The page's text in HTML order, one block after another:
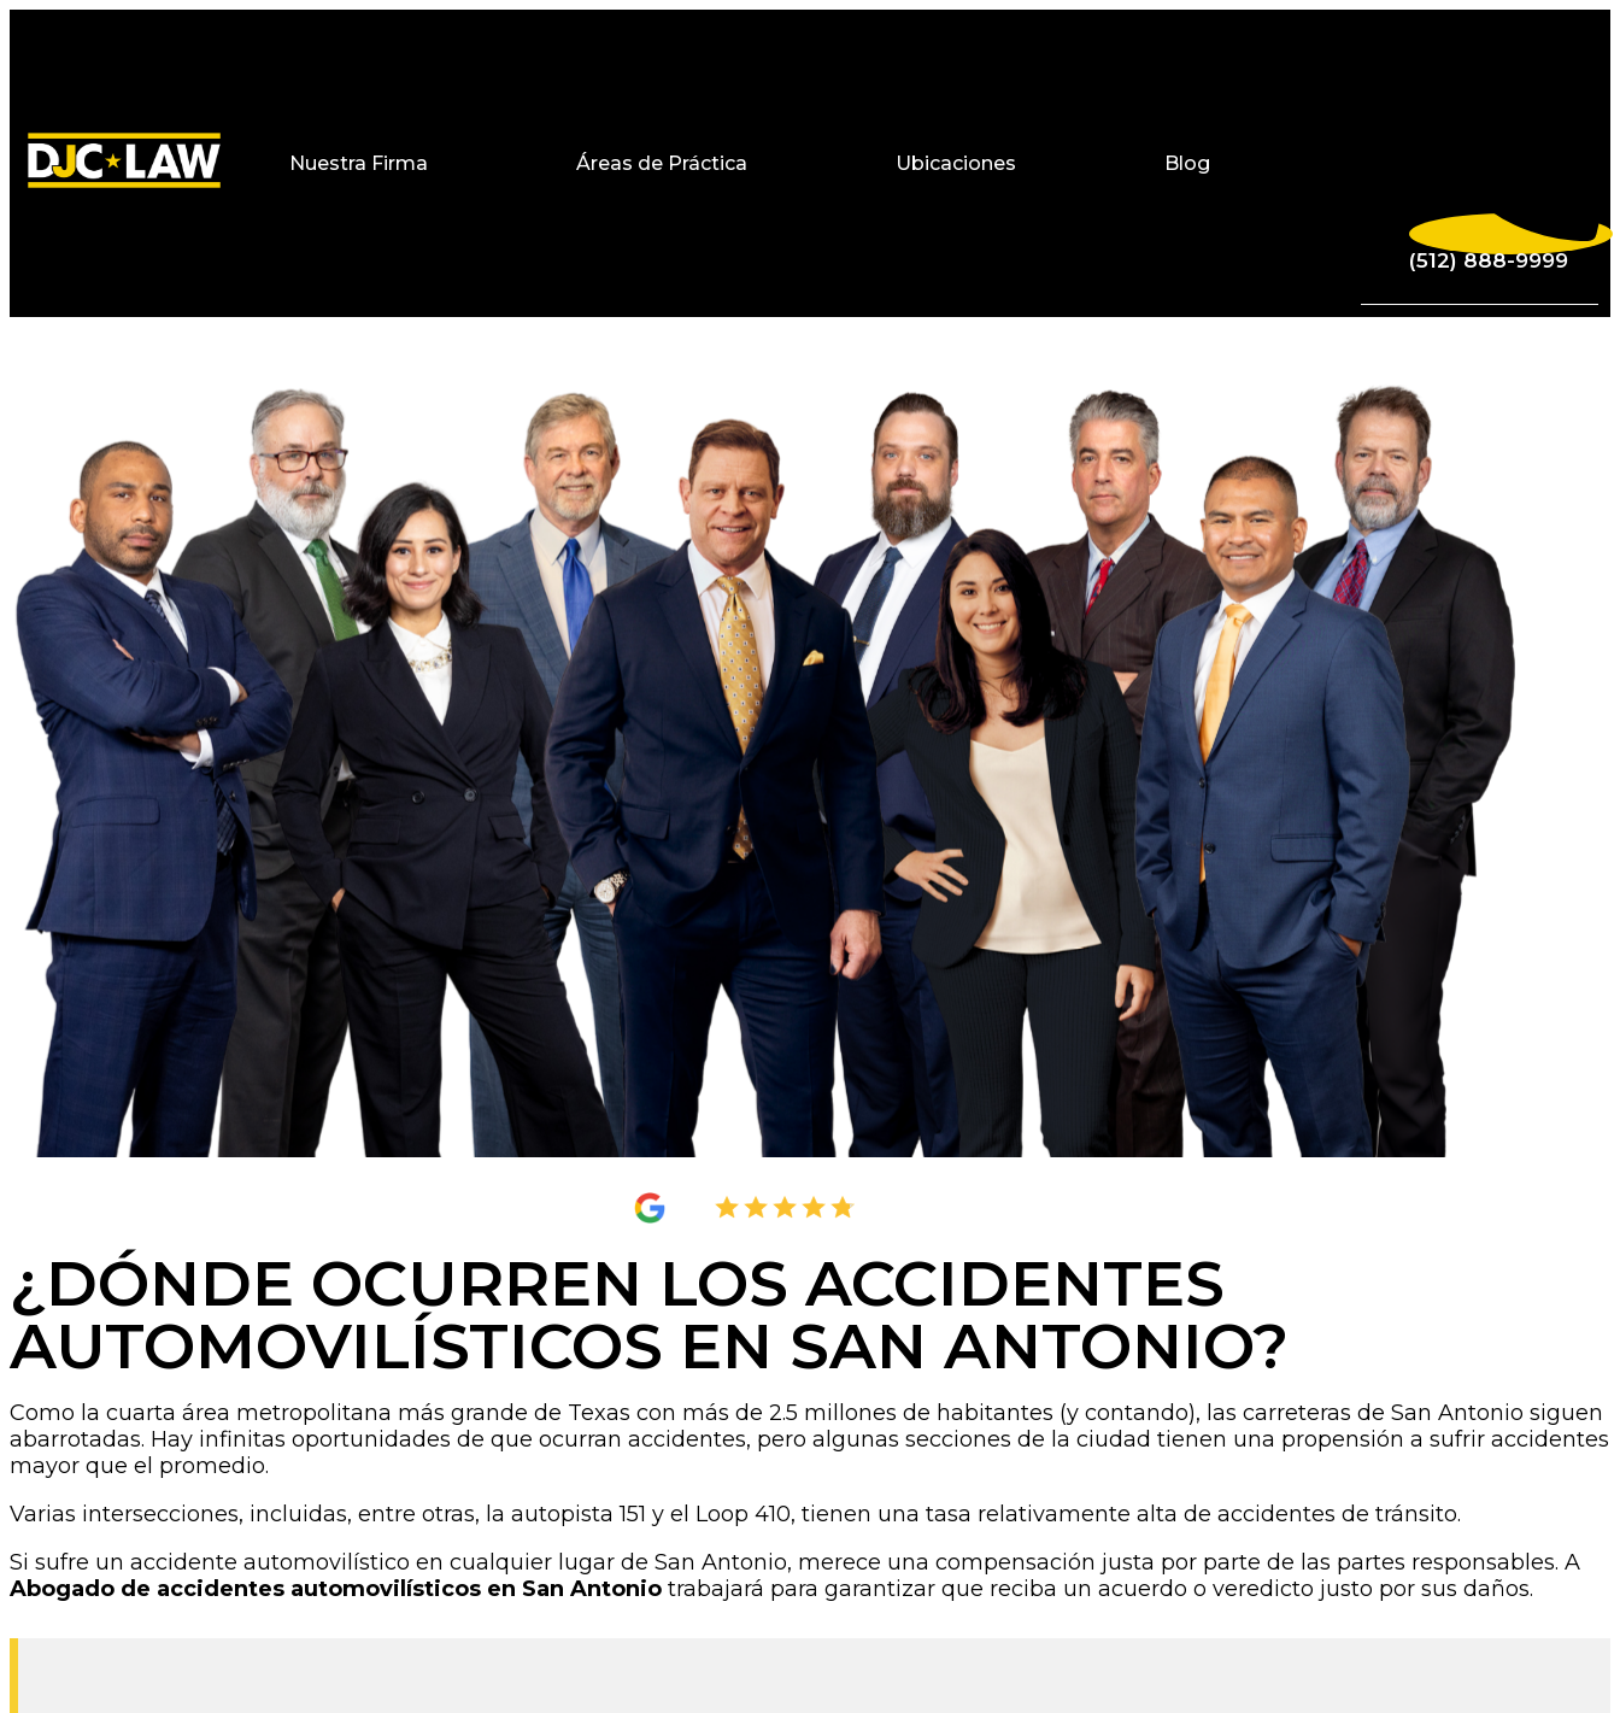
Nuestra Firma Áreas de Práctica Ubicaciones Blog
(512) 888-9999
4.8
¿DÓNDE OCURREN LOS ACCIDENTES
AUTOMOVILÍSTICOS EN SAN ANTONIO?
Como la cuarta área metropolitana más grande de Texas con más de 2.5 millones de habitantes (y contando), las carreteras de San Antonio siguen
abarrotadas. Hay infinitas oportunidades de que ocurran accidentes, pero algunas secciones de la ciudad tienen una propensión a sufrir accidentes
mayor que el promedio.
Varias intersecciones, incluidas, entre otras, la autopista 151 y el Loop 410, tienen una tasa relativamente alta de accidentes de tránsito.
Si sufre un accidente automovilístico en cualquier lugar de San Antonio, merece una compensación justa por parte de las partes responsables. A
Abogado de accidentes automovilísticos en San Antonio trabajará para garantizar que reciba un acuerdo o veredicto justo por sus daños.